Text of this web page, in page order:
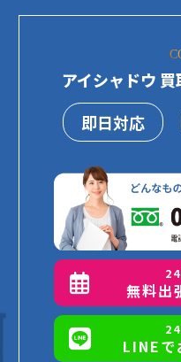
アイシャドウ
即日対応
無料出
LINEで